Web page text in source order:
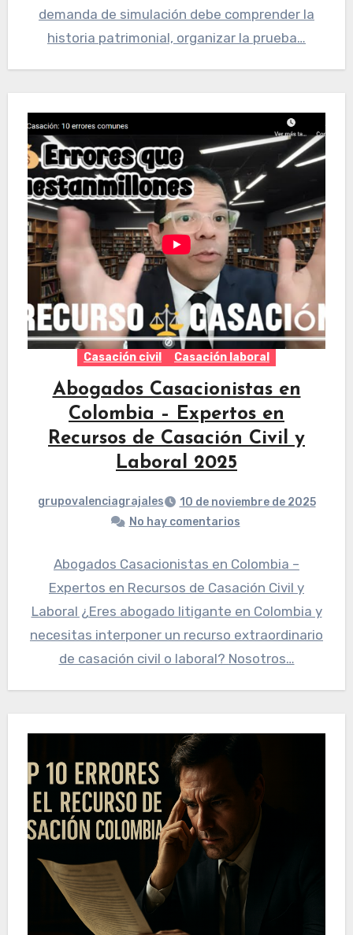
demanda de simulación debe comprender la
historia patrimonial, organizar la prueba…
Casación civil Casación laboral
Abogados Casacionistas en
Colombia – Expertos en
Recursos de Casación Civil y
Laboral 2025
grupovalenciagrajales
10 de noviembre de 2025
No hay comentarios
Abogados Casacionistas en Colombia –
Expertos en Recursos de Casación Civil y
Laboral ¿Eres abogado litigante en Colombia y
necesitas interponer un recurso extraordinario
de casación civil o laboral? Nosotros…